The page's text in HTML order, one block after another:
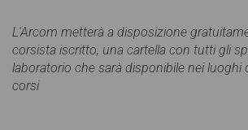
L'Arcom metterà a disposizione
corsista iscritto, una cartella con tutti gli
laboratorio che sarà disponibile nei luoghi
corsi